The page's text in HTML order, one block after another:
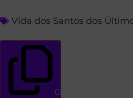
Vida dos Santos dos
Copiar link